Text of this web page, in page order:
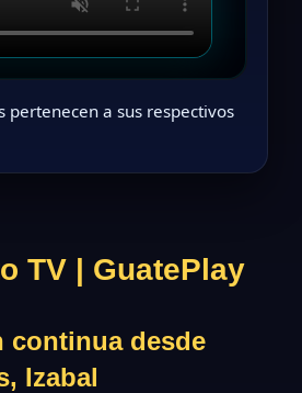
pertenecen a sus respectivos
TV | GuatePlay
continua desde
Izabal